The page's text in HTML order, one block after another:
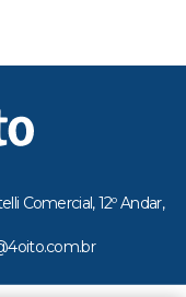
Comercial, 12º Andar,